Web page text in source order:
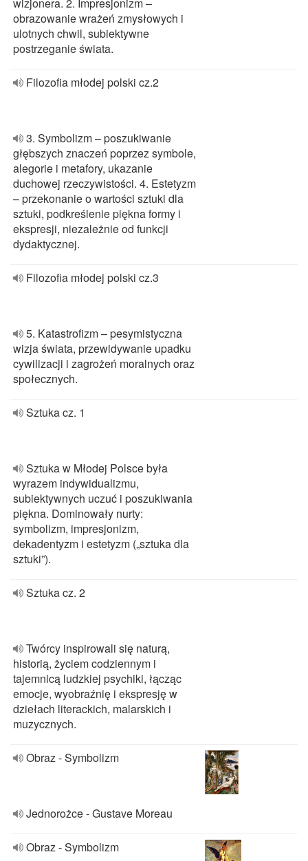
obrazowanie wrażeń zmysłowych i
ulotnych chwil, subiektywne
postrzeganie świata.
Filozofia młodej polski cz.2
3. Symbolizm – poszukiwanie
głębszych znaczeń poprzez symbole,
alegorie i metafory, ukazanie
duchowej rzeczywistości. 4. Estetyzm
– przekonanie o wartości sztuki dla
sztuki, podkreślenie piękna formy i
ekspresji, niezależnie od funkcji
dydaktycznej.
Filozofia młodej polski cz.3
5. Katastrofizm – pesymistyczna
wizja świata, przewidywanie upadku
cywilizacji i zagrożeń moralnych oraz
społecznych.
Sztuka cz. 1
Sztuka w Młodej Polsce była
wyrazem indywidualizmu,
subiektywnych uczuć i poszukiwania
piękna. Dominowały nurty:
symbolizm, impresjonizm,
dekadentyzm i estetyzm („sztuka dla
sztuki”).
Sztuka cz. 2
Twórcy inspirowali się naturą,
historią, życiem codziennym i
tajemnicą ludzkiej psychiki, łącząc
emocje, wyobraźnię i ekspresję w
dziełach literackich, malarskich i
muzycznych.
Obraz - Symbolizm
Jednorożce - Gustave Moreau
Obraz - Symbolizm